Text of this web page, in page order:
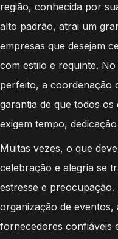
região, conhecida por
alto padrão, atrai um
empresas que desejam
com estilo e requinte.
perfeito, a coordenação
garantia de que todos
exigem tempo,
Muitas vezes, o que
celebração e alegria se
estresse e
organização de
fornecedores confiáveis